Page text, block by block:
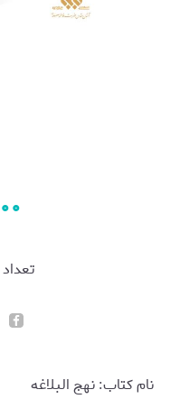
نام کتاب: نهج البلاغه